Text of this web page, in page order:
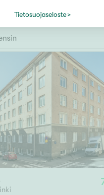
000 €
omien toiveidesi
Tietosuojaseloste